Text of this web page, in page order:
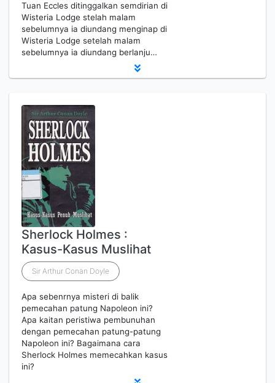
Tuan Eccles ditinggalkan semdirian di
Wisteria Lodge stelah malam
sebelumnya ia diundang menginap di
Wisteria Lodge setelah malam
sebelumnya ia diundang berlanju…
Sherlock Holmes :
Kasus-Kasus Muslihat
Sir Arthur Conan Doyle
Apa sebenrnya misteri di balik
pemecahan patung Napoleon ini?
Apa kaitan peristiwa pembunuhan
dengan pemecahan patung-patung
Napoleon ini? Bagaimana cara
Sherlock Holmes memecahkan kasus
ini?